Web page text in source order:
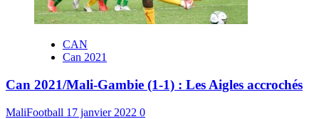
CAN
Can 2021
Can 2021/Mali-Gambie (1-1) : Les Aigles accrochés
MaliFootball 17 janvier 2022 0